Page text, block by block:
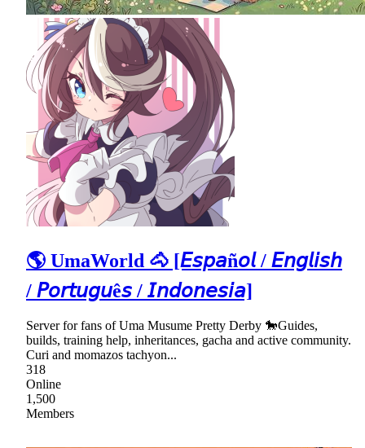
🌎 UmaWorld 🐴 [𝘌𝘴𝘱𝘢ñ𝘰𝘭 / 𝘌𝘯𝘨𝘭𝘪𝘴𝘩
/ 𝘗𝘰𝘳𝘵𝘶𝘨𝘶ê𝘴 / 𝘐𝘯𝘥𝘰𝘯𝘦𝘴𝘪𝘢]
Server for fans of Uma Musume Pretty Derby 🐎Guides,
builds, training help, inheritances, gacha and active community.
Curi and momazos tachyon...
318
Online
1,500
Members